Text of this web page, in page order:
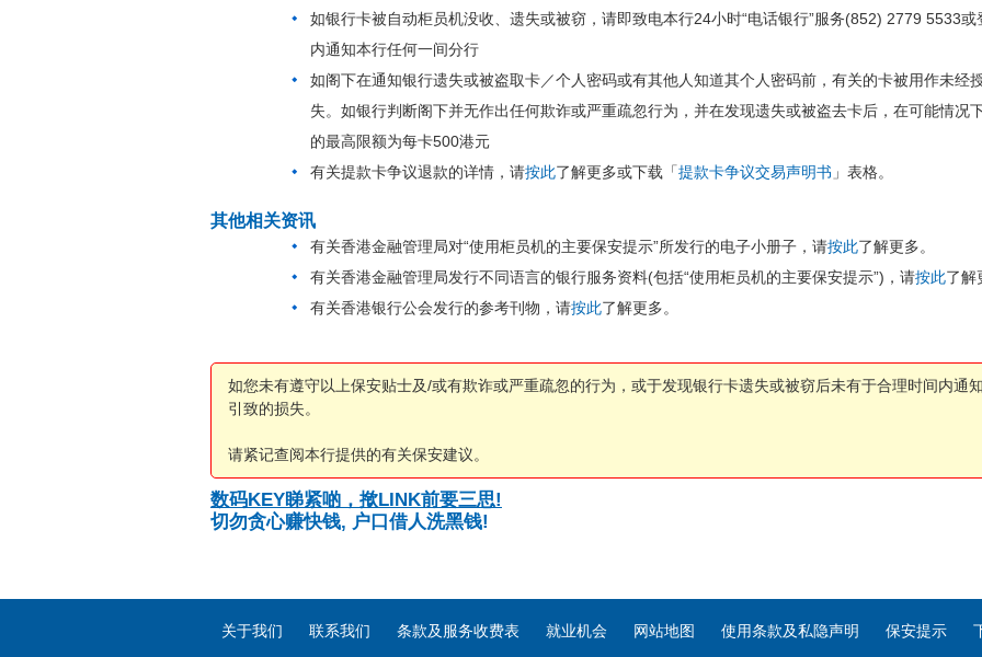
如银行卡被自动柜员机没收、遗失或被窃，请即致电本行24小时“电话银行”服务(852) 2779 5533
内通知本行任何一间分行
如阁下在通知银行遗失或被盗取卡／个人密码或有其他人知道其个人密码前，有关的卡被用作未经
失。如银行判断阁下并无作出任何欺诈或严重疏忽行为，并在发现遗失或被盗去卡后，在可能情况
的最高限额为每卡500港元
有关提款卡争议退款的详情，请按此了解更多或下载「提款卡争议交易声明书 」表格。
其他相关资讯
有关香港金融管理局对“使用柜员机的主要保安提示”所发行的电子小册子，请按此了解更多。
有关香港金融管理局发行不同语言的银行服务资料(包括“使用柜员机的主要保安提示”)，请按此了解
有关香港银行公会发行的参考刊物，请按此了解更多。
如您未有遵守以上保安贴士及/或有欺诈或严重疏忽的行为，或于发现银行卡遗失或被窃后未有于合理时间内通
引致的损失。
请紧记查阅本行提供的有关保安建议。
数码KEY睇紧啲，揿LINK前要三思!
切勿贪心赚快钱, 户口借人洗黑钱!
关于我们 联系我们 条款及服务收费表 就业机会 网站地图 使用条款及私隐声明 保安提示